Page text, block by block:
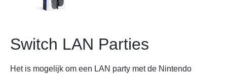
Switch LAN Parties
Het is mogelijk om een LAN party met de Nintendo